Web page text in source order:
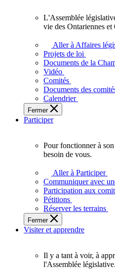
l'Ontario.
L'Assemblée
adopte
touchent
des
Ontariennes
et
L'Assemblée
vie des Ontariennes et
Aller à Affaires
Projets de loi
Documents de la
Vidéo
Comités
Documents des
Calendrier
Fermer
Participer
plein
potentiel,
l'Assemblée
a
besoin
de
Pour fonctionner à
besoin de vous.
Aller à Participer
Communiquer avec
Participation aux
Pétitions
Réserver les terrains
Fermer
Visiter et apprendre
Il y a tant à voir, à
l'Assemblée législative.